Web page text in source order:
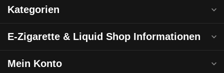
Kategorien
E-Zigarette & Liquid Shop Informationen
Mein Konto